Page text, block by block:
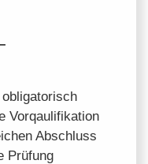
Vorqaulifikation
Abschluss
Prüfung